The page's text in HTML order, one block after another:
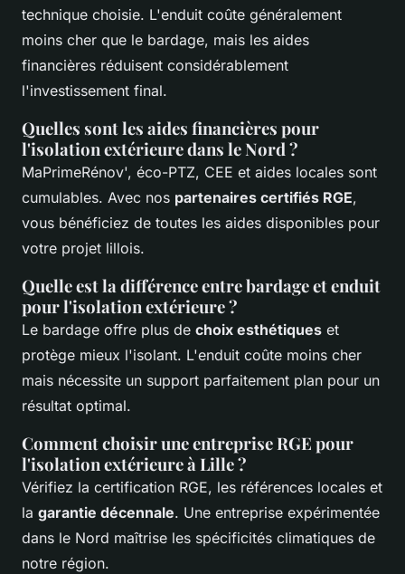
technique choisie. L'enduit coûte généralement
moins cher que le bardage, mais les aides
financières réduisent considérablement
l'investissement final.
Quelles sont les aides financières pour
l'isolation extérieure dans le Nord ?
MaPrimeRénov', éco-PTZ, CEE et aides locales sont
cumulables. Avec nos partenaires certifiés RGE,
vous bénéficiez de toutes les aides disponibles pour
votre projet lillois.
Quelle est la différence entre bardage et enduit
pour l'isolation extérieure ?
Le bardage offre plus de choix esthétiques et
protège mieux l'isolant. L'enduit coûte moins cher
mais nécessite un support parfaitement plan pour un
résultat optimal.
Comment choisir une entreprise RGE pour
l'isolation extérieure à Lille ?
Vérifiez la certification RGE, les références locales et
la garantie décennale. Une entreprise expérimentée
dans le Nord maîtrise les spécificités climatiques de
notre région.